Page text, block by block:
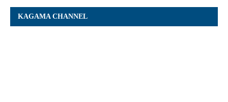
KAGAMA CHANNEL